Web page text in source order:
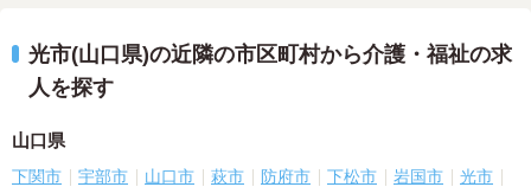
光市(山口県)の近隣の市区町村から介護・福祉の求
人を探す
山口県
下関市 宇部市 山口市 萩市 防府市 下松市 岩国市
光市